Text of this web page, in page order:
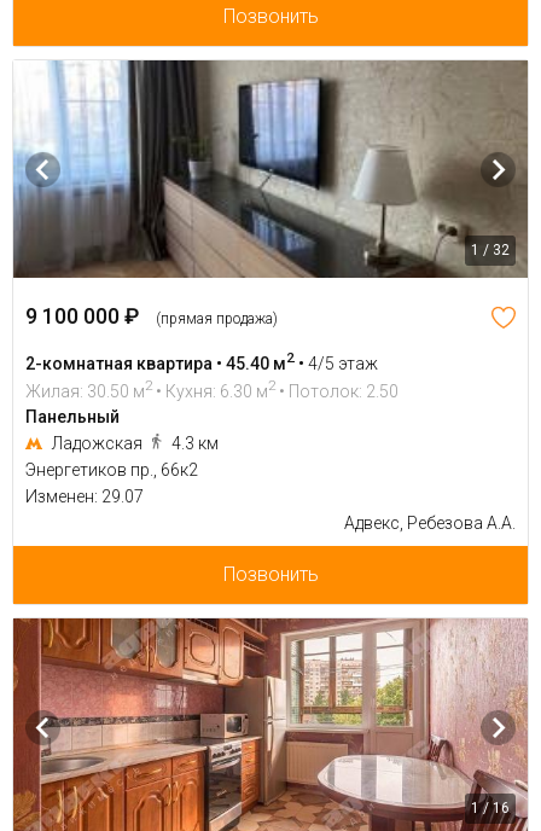
Позвонить
1 / 32
9 100 000 ₽ (прямая продажа)
2-комнатная квартира • 45.40 м2 • 4/5 этаж
Жилая: 30.50 м2 • Кухня: 6.30 м2 • Потолок: 2.50
Панельный
Ладожская
4.3 км
Энергетиков пр., 66к2
Изменен: 29.07
Адвекс, Ребезова А.А.
Позвонить
1 / 16